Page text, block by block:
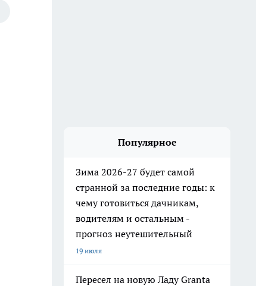
Популярное
Зима 2026-27 будет самой
странной за последние годы: к
чему готовиться дачникам,
водителям и остальным -
прогноз неутешительный
19 июля
Пересел на новую Ладу Granta